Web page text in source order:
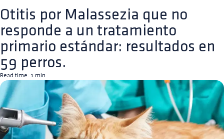
Otitis por Malassezia que no
responde a un tratamiento
primario estándar: resultados en
59 perros.
Read time: 1 min